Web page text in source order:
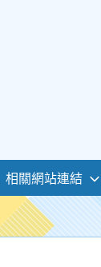
相關網站連結